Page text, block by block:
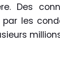
Des
les